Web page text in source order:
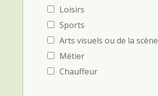
Loisirs
Sports
Arts visuels ou de la scène
Métier
Chauffeur